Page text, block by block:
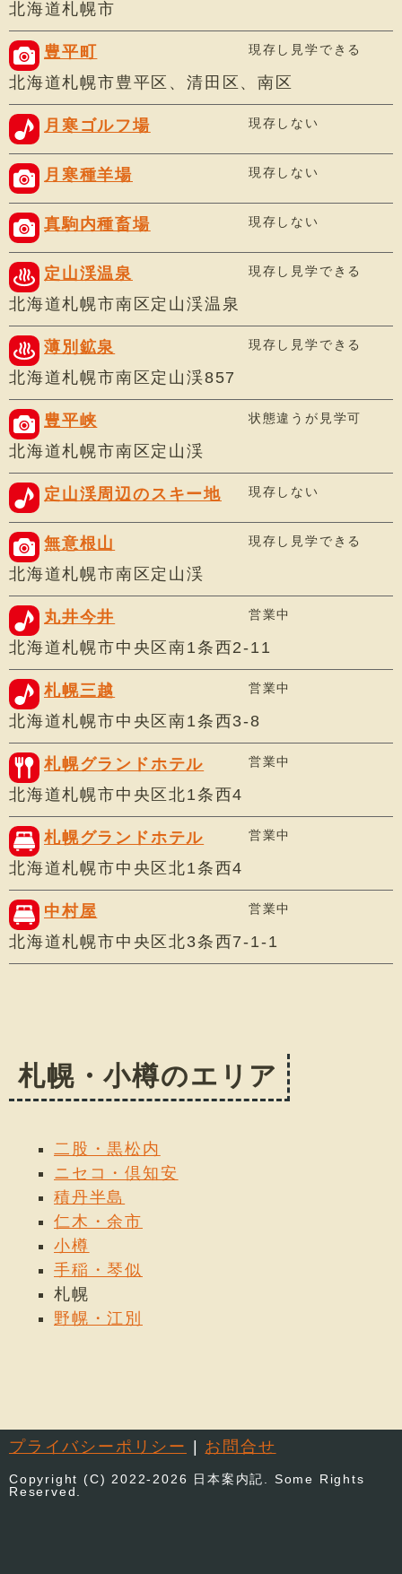
北海道札幌市
豊平町 現存し見学できる
北海道札幌市豊平区、清田区、南区
月寒ゴルフ場 現存しない
月寒種羊場 現存しない
真駒内種畜場 現存しない
定山渓温泉 現存し見学できる
北海道札幌市南区定山渓温泉
薄別鉱泉 現存し見学できる
北海道札幌市南区定山渓857
豊平峡 状態違うが見学可
北海道札幌市南区定山渓
定山渓周辺のスキー地 現存しない
無意根山 現存し見学できる
北海道札幌市南区定山渓
丸井今井 営業中
北海道札幌市中央区南1条西2-11
札幌三越 営業中
北海道札幌市中央区南1条西3-8
札幌グランドホテル 営業中
北海道札幌市中央区北1条西4
札幌グランドホテル 営業中
北海道札幌市中央区北1条西4
中村屋 営業中
北海道札幌市中央区北3条西7-1-1
札幌・小樽のエリア
二股・黒松内
ニセコ・倶知安
積丹半島
仁木・余市
小樽
手稲・琴似
札幌
野幌・江別
プライバシーポリシー | お問合せ
Copyright (C) 2022-2026 日本案内記. Some Rights
Reserved.